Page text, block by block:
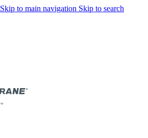
Skip to main navigation Skip to search